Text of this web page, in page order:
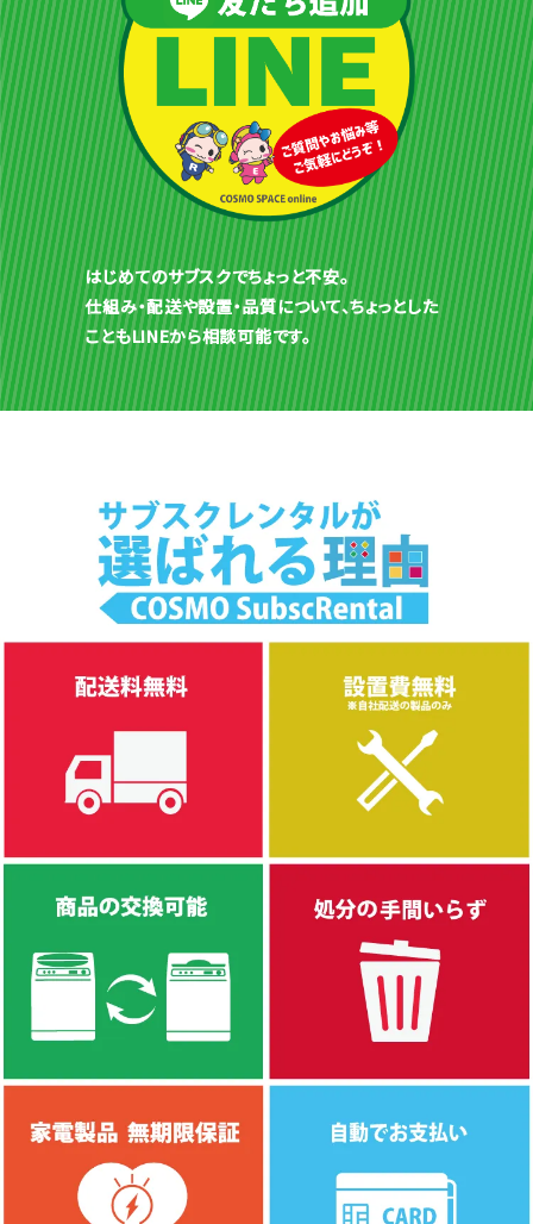
はじめてのサブスクでちょっと不安。
仕組み・配送や設置・品質について、ちょっとした
こともLINEから相談可能です。